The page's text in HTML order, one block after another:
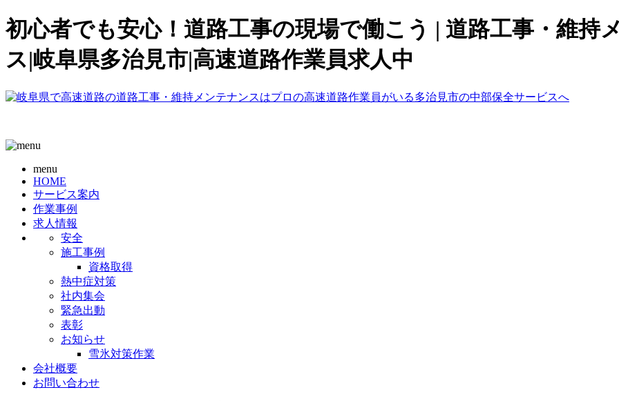
初心者でも安心！道路工事の現場で働こう | 道路工事・維持
ス|岐阜県多治見市|高速道路作業員求人中
menu
HOME
サービス案内
作業事例
求人情報
安全
施工事例
資格取得
熱中症対策
社内集会
緊急出動
表彰
お知らせ
雪氷対策作業
会社概要
お問い合わせ